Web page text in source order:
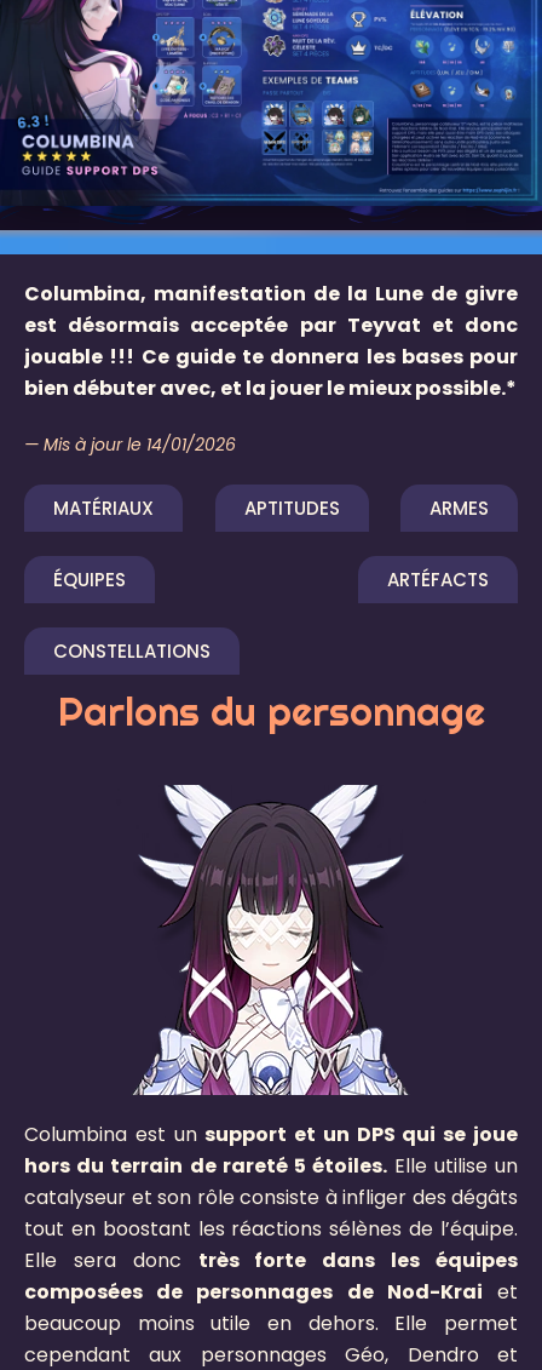
Columbina, manifestation de la Lune de givre
est désormais acceptée par Teyvat et donc
jouable !!! Ce guide te donnera les bases pour
bien débuter avec, et la jouer le mieux possible.*
— Mis à jour le 14/01/2026
MATÉRIAUX APTITUDES ARMES
ÉQUIPES ARTÉFACTS
CONSTELLATIONS
Parlons du personnage
Columbina est unsupport et un DPS qui se joue
hors du terrain de rareté 5 étoiles. Elle utilise un
catalyseur et son rôle consiste à infliger des dégâts
tout en boostant les réactions sélènes de l’équipe.
Elle sera donc très forte dans les équipes
composées de personnages de Nod-Krai et
beaucoup moins utile en dehors. Elle permet
cependant aux personnages Géo, Dendro et